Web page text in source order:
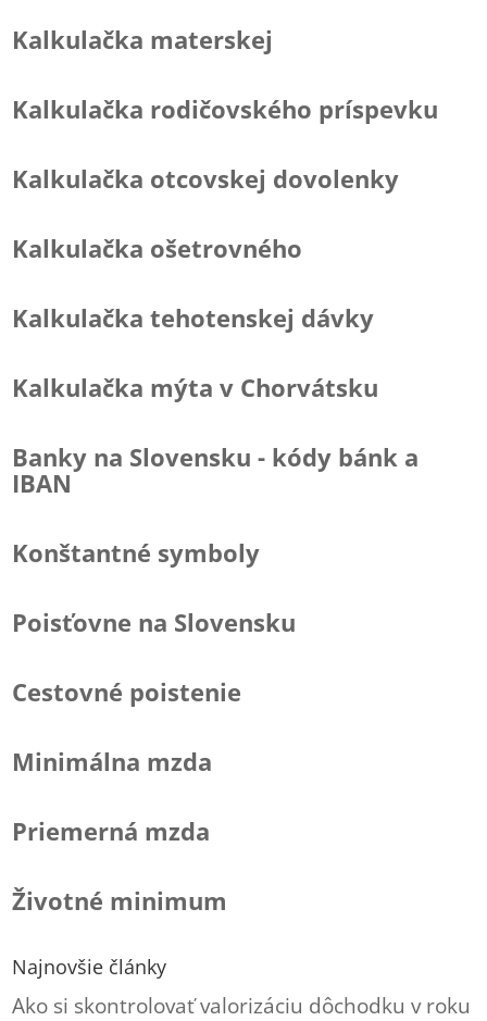
Kalkulačka materskej
Kalkulačka rodičovského príspevku
Kalkulačka otcovskej dovolenky
Kalkulačka ošetrovného
Kalkulačka tehotenskej dávky
Kalkulačka mýta v Chorvátsku
Banky na Slovensku - kódy bánk a
IBAN
Konštantné symboly
Poisťovne na Slovensku
Cestovné poistenie
Minimálna mzda
Priemerná mzda
Životné minimum
Najnovšie články
Ako si skontrolovať valorizáciu dôchodku v roku